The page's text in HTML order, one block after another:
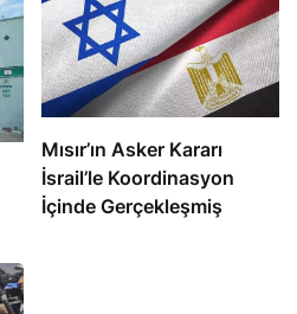
Mısır’ın Asker Kararı
İsrail’le Koordinasyon
İçinde Gerçekleşmiş